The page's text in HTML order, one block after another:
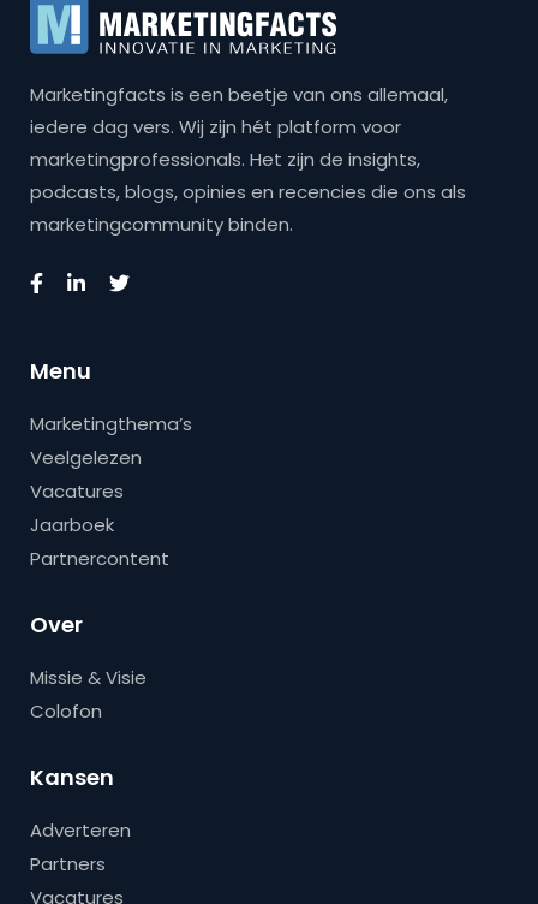
Marketingfacts is een beetje van ons allemaal,
iedere dag vers. Wij zijn hét platform voor
marketingprofessionals. Het zijn de insights,
podcasts, blogs, opinies en recencies die ons als
marketingcommunity binden.
Menu
Marketingthema’s
Veelgelezen
Vacatures
Jaarboek
Partnercontent
Over
Missie & Visie
Colofon
Kansen
Adverteren
Partners
Vacatures